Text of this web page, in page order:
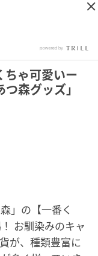
ちゃ可愛いー
森グッズ」
」の【一番く
お馴染みのキャ
が、種類豊富に